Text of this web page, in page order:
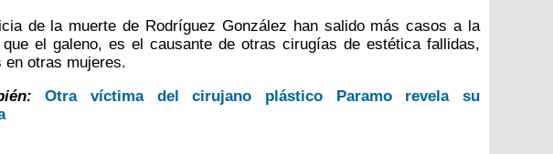
de la muerte de Rodríguez González han salido más casos a la
el galeno, es el causante de otras cirugías de estética fallidas,
en otras mujeres.
Otra víctima del cirujano plástico Paramo revela su